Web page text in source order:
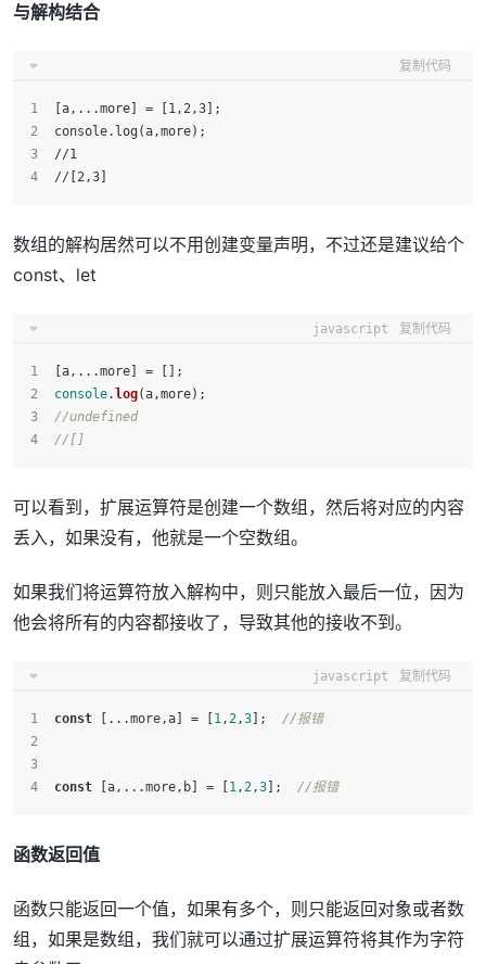
与解构结合
复制代码
[a,...more] = [1,2,3];
console.log(a,more);
//1
//[2,3]
数组的解构居然可以不用创建变量声明，不过还是建议给个
const、let
javascript 复制代码
[a,...more] = [];
console. log(a,more);
//undefined
//[]
可以看到，扩展运算符是创建一个数组，然后将对应的内容
丢入，如果没有，他就是一个空数组。
如果我们将运算符放入解构中，则只能放入最后一位，因为
他会将所有的内容都接收了，导致其他的接收不到。
javascript 复制代码
const [...more,a] = [ 1,2,3 ]; //报错
const [a,...more,b] = [ 1,2,3 ]; //报错
函数返回值
函数只能返回一个值，如果有多个，则只能返回对象或者数
组，如果是数组，我们就可以通过扩展运算符将其作为字符